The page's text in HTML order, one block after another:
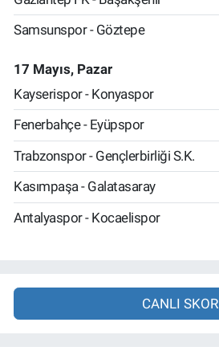
Samsunspor - Göztepe
17 Mayıs, Pazar
Kayserispor - Konyaspor
Fenerbahçe - Eyüpspor
Trabzonspor - Gençlerbirliği S.K.
Kasımpaşa - Galatasaray
Antalyaspor - Kocaelispor
CANLI SKOR